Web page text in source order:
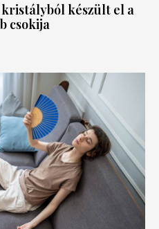
készült el a
csokija